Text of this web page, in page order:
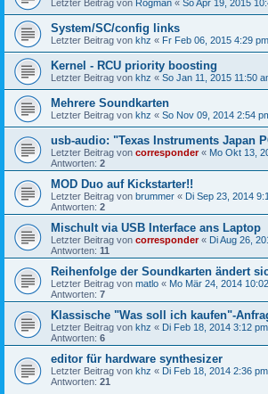
Letzter Beitrag von Rogman « So Apr 19, 2015
System/SC/config links
Letzter Beitrag von khz « Fr Feb 06, 2015 4:29 pm
Kernel - RCU priority boosting
Letzter Beitrag von khz « So Jan 11, 2015 11:50
Mehrere Soundkarten
Letzter Beitrag von khz « So Nov 09, 2014 2:54
usb-audio: "Texas Instruments Japan
Letzter Beitrag von corresponder« Mo Okt 13,
Antworten: 2
MOD Duo auf Kickstarter!!
Letzter Beitrag von brummer « Di Sep 23, 2014
Antworten: 2
Mischult via USB Interface ans Laptop
Letzter Beitrag von corresponder« Di Aug 26,
Antworten: 11
Reihenfolge der Soundkarten ändert
Letzter Beitrag von matlo « Mo Mär 24, 2014
Antworten: 7
Klassische "Was soll ich kaufen"-
Letzter Beitrag von khz « Di Feb 18, 2014 3:12 pm
Antworten: 6
editor für hardware synthesizer
Letzter Beitrag von khz « Di Feb 18, 2014 2:36 pm
Antworten: 21